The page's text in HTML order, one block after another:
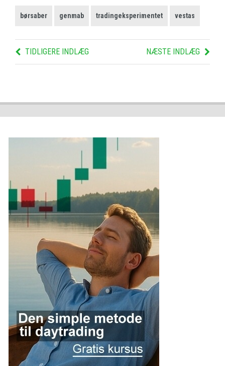
børsaber genmab tradingeksperimentet vestas
TIDLIGERE INDLÆG NÆSTE INDLÆG